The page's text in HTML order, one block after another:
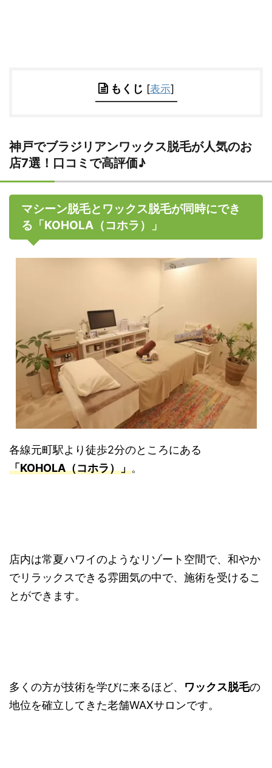
もくじ [表示]
神戸でブラジリアンワックス脱毛が人気のお
店7選！口コミで高評価♪
マシーン脱毛とワックス脱毛が同時にでき
る「KOHOLA（コホラ）」
各線元町駅より徒歩2分のところにある
「KOHOLA（コホラ）」。
店内は常夏ハワイのようなリゾート空間で、和やか
でリラックスできる雰囲気の中で、施術を受けるこ
とができます。
多くの方が技術を学びに来るほど、 ワックス脱毛の
地位を確立してきた老舗WAXサロンです。